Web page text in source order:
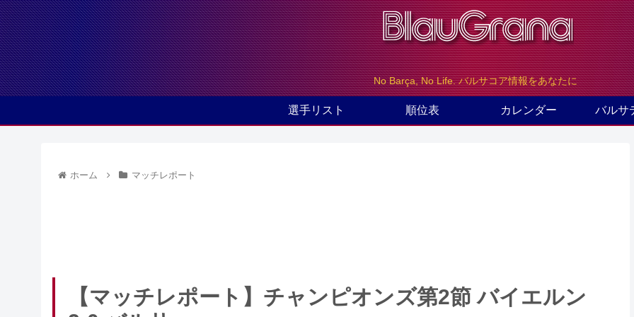
No Barça, No Life. バルサコア情報をあなたに
選手リスト 順位表 カレンダー バルサ
ホーム マッチレポート
【マッチレポート】チャンピオンズ第2節 バイエルン